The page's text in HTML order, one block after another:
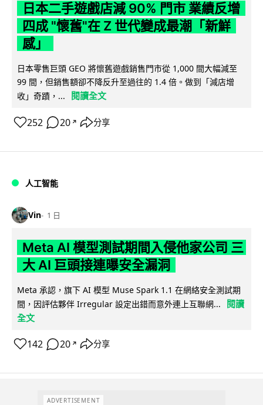
日本二手遊戲店減 90% 門市 業績反增
四成 "懷舊"在 Z 世代變成最潮「新鮮
感」
日本零售巨頭 GEO 將懷舊遊戲銷售門市從 1,000 間大幅減至
99 間，但銷售額卻不降反升至過往的 1.4 倍。做到「減店增
收」奇蹟，...
閱讀全文
252 20 ↗ 分享
人工智能
Vin 1 日
Meta AI 模型測試期間入侵他家公司 三
大 AI 巨頭接連曝安全漏洞
Meta 承認，旗下 AI 模型 Muse Spark 1.1 在網絡安全測試期
間，因評估夥伴 Irregular 設定出錯而意外連上互聯網...
閱讀
全文
142 20 ↗ 分享
ADVERTISEMENT